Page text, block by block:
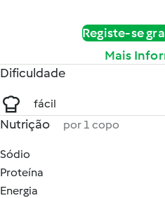
Registe-se
Mais
Dificuldade
fácil
Nutrição por 1 copo
Sódio
Proteína
Energia